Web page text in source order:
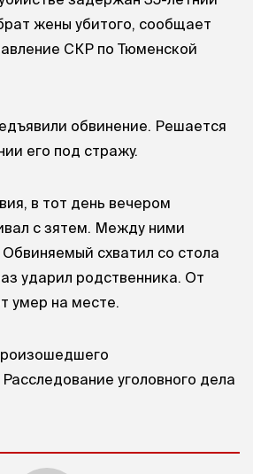
жены убитого, сообщает
СКР по Тюменской
обвинение. Решается
его под стражу.
в тот день вечером
с зятем. Между ними
схватил со стола
ударил родственника. От
умер на месте.
уголовного дела